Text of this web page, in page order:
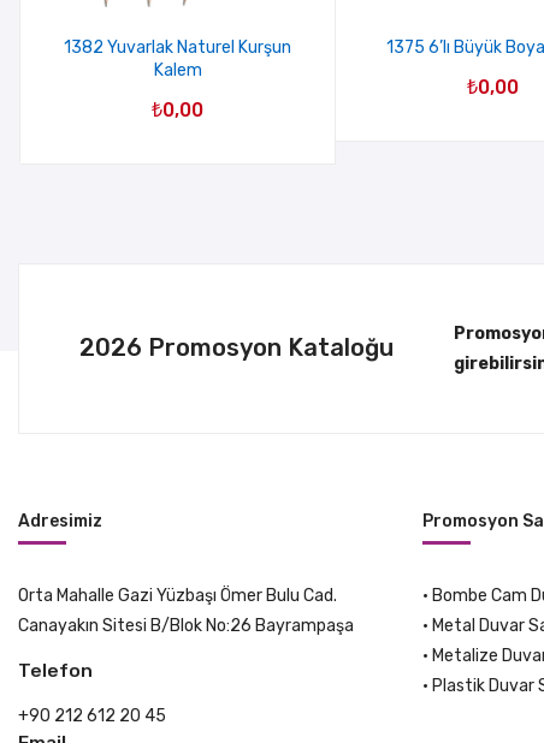
1382 Yuvarlak Naturel Kurşun
Kalem
₺0,00
1375 6’lı Büyük
₺0,00
2026 Promosyon Kataloğu
Adresimiz
Orta Mahalle Gazi Yüzbaşı Ömer Bulu Cad.
Canayakın Sitesi B/Blok No:26 Bayrampaşa
Telefon
+90 212 612 20 45
Promosyon
• Bombe Cam
• Metal Duvar
• Metalize
• Plastik Duvar